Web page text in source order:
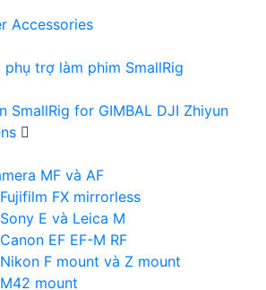
Accessories
phụ trợ làm phim SmallRig
SmallRig for GIMBAL DJI Zhiyun
MF và AF
FX mirrorless
E và Leica M
EF EF-M RF
F mount và Z mount
mount